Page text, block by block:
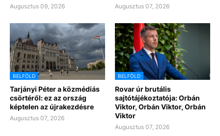
Augusztus 09, 2026 Augusztus 07, 2026
BELFÖLD
Tarjányi Péter a közmédiás
csörtéről: ez az ország
képtelen az újrakezdésre
Augusztus 07, 2026
BELFÖLD
Rovar úr brutális
sajtótájékoztatója: Orbán
Viktor, Orbán Viktor, Orbán
Viktor
Augusztus 07, 2026